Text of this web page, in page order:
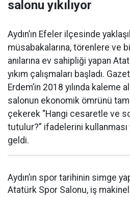
salonu yıkılıyor
Aydın’ın Efeler ilçesinde
müsabakalarına, törenlere ve
anılarına ev sahipliği yapan
yıkım çalışmaları başladı.
Erdem’in 2018 yılında kaleme
salonun ekonomik ömrünü
çekerek “Hangi cesaretle ve
tutulur?” ifadelerini
geldi.
Aydın’ın spor tarihinin simge
Atatürk Spor Salonu, iş